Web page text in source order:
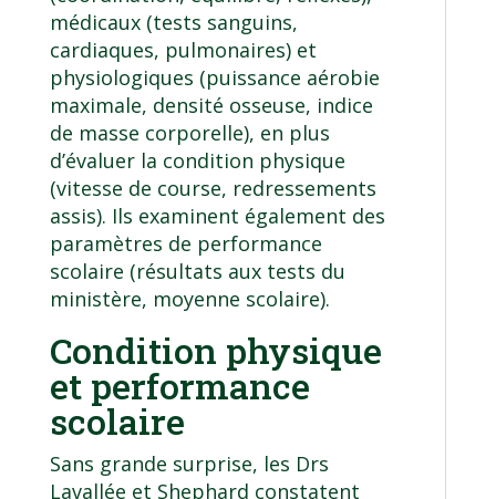
médicaux (tests sanguins,
cardiaques, pulmonaires) et
physiologiques (puissance aérobie
maximale, densité osseuse, indice
de masse corporelle), en plus
d’évaluer la condition physique
(vitesse de course, redressements
assis). Ils examinent également des
paramètres de performance
scolaire (résultats aux tests du
ministère, moyenne scolaire).
Condition physique
et performance
scolaire
Sans grande surprise, les Drs
Lavallée et Shephard constatent